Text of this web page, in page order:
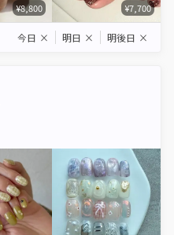
¥8,800 ¥7,700
今日 × 明日 × 明後日 ×